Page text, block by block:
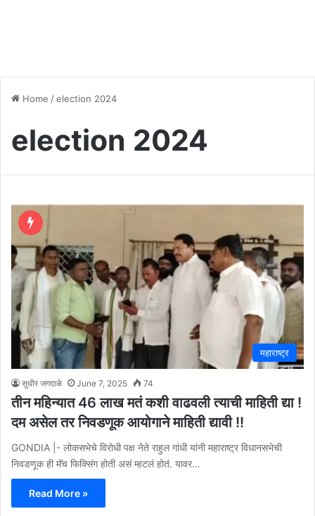
Home /election 2024
election 2024
महाराष्ट्र
सुधीर जगदाळे June 7, 2025 74
तीन महिन्यात 46 लाख मतं कशी वाढवली त्याची माहिती द्या !
दम असेल तर निवडणूक आयोगाने माहिती द्यावी !!
GONDIA |- लोकसभेचे विरोधी पक्ष नेते राहुल गांधी यांनी महाराष्ट्र विधानसभेची
निवडणूक ही मॅच फिक्सिंग होती असं म्हटलं होतं. यावर…
Read More »